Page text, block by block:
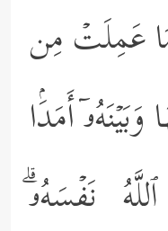
عَمِلَتۡ مِن
أَمَدَۢا
نَفۡسَهُۥۗ